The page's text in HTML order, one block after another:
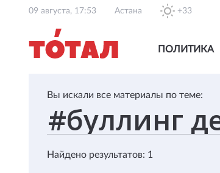
09 августа, 17:53 Астана +33
ПОЛИТИКА
Вы искали все материалы по теме:
Найдено результатов: 1